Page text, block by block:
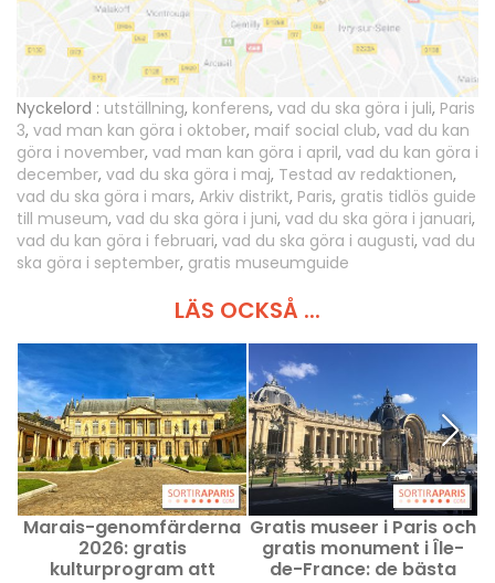
Nyckelord : utställning, konferens, vad du ska göra i juli, Paris
3, vad man kan göra i oktober, maif social club, vad du kan
göra i november, vad man kan göra i april, vad du kan göra i
december, vad du ska göra i maj, Testad av redaktionen,
vad du ska göra i mars, Arkiv distrikt, Paris, gratis tidlös guide
till museum, vad du ska göra i juni, vad du ska göra i januari,
vad du kan göra i februari, vad du ska göra i augusti, vad du
ska göra i september, gratis museumguide
LÄS OCKSÅ ...
Marais-genomfärderna
2026: gratis
kulturprogram att
Gratis museer i Paris och
gratis monument i Île-
de-France: de bästa